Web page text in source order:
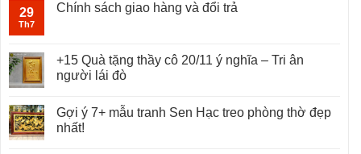
29
Th7
Chính sách giao hàng và đổi trả
+15 Quà tặng thầy cô 20/11 ý nghĩa – Tri ân
người lái đò
Gợi ý 7+ mẫu tranh Sen Hạc treo phòng thờ đẹp
nhất!